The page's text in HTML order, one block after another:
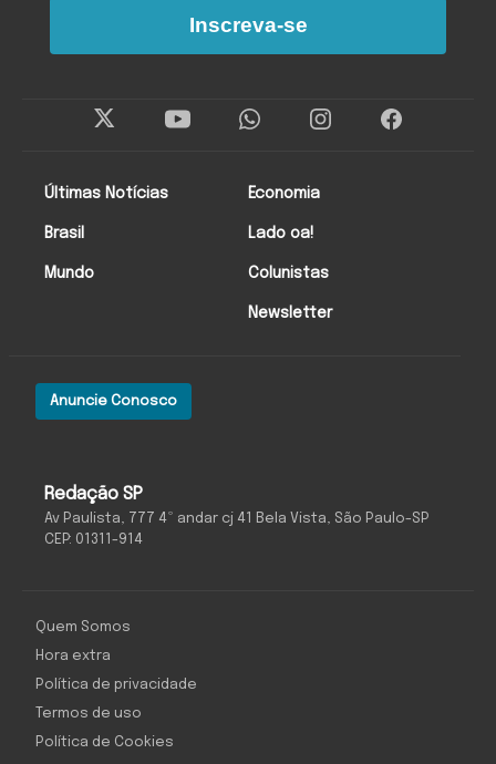
Redação SP
Av Paulista, 777 4º andar cj 41 Bela Vista, São Paulo-SP
CEP: 01311-914
Anuncie Conosco
Últimas Notícias
Brasil
Mundo
Economia
Lado oa!
Colunistas
Newsletter
Inscreva-se
Quem Somos
Hora extra
Política de privacidade
Termos de uso
Política de Cookies